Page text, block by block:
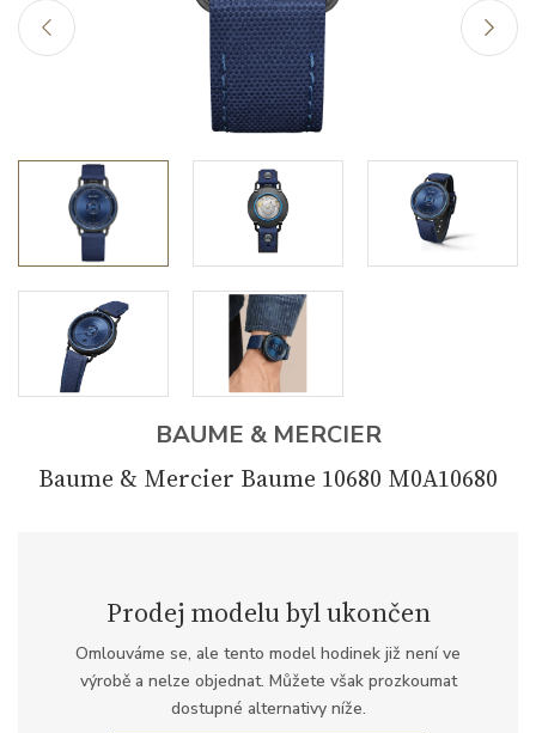
BAUME & MERCIER
Baume & Mercier Baume 10680 M0A10680
Prodej modelu byl ukončen
Omlouváme se, ale tento model hodinek již není ve
výrobě a nelze objednat. Můžete však prozkoumat
dostupné alternativy níže.